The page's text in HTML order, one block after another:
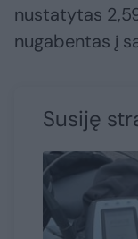
nustatytas
nugabentas į
Susiję